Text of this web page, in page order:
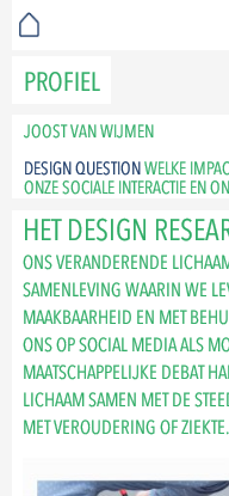
PROFIEL
JOOST VAN WIJMEN
DESIGN QUESTIONWELKE
ONZE SOCIALE INTERACTIE EN
HET DESIGN
ONS VERANDERENDE
SAMENLEVING WAARIN WE
MAAKBAARHEID EN MET
ONS OP SOCIAL MEDIA ALS
MAATSCHAPPELIJKE DEBAT
LICHAAM SAMEN MET DE
MET VEROUDERING OF ZIEKTE.